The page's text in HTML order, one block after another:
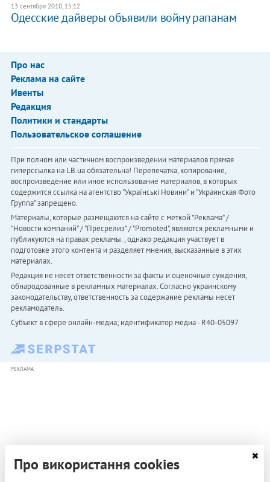
13 сентября 2010, 15:12
Одесские дайверы объявили войну рапанам
Про нас
Реклама на сайте
Ивенты
Редакция
Политики и стандарты
Пользовательское соглашение
При полном или частичном воспроизведении материалов прямая
гиперссылка на LB.ua обязательна! Перепечатка, копирование,
воспроизведение или иное использование материалов, в которых
содержится ссылка на агентство "Українськi Новини" и "Украинская Фото
Группа" запрещено.
Материалы, которые размещаются на сайте с меткой "Реклама" /
"Новости компаний" / "Пресрелиз" / "Promoted", являются рекламными и
публикуются на правах рекламы. , однако редакция участвует в
подготовке этого контента и разделяет мнения, высказанные в этих
материалах.
Редакция не несет ответственности за факты и оценочные суждения,
обнародованные в рекламных материалах. Согласно украинскому
законодательству, ответственность за содержание рекламы несет
рекламодатель.
Субъект в сфере онлайн-медиа; идентификатор медиа - R40-05097
РЕКЛАМА
Про використання cookies